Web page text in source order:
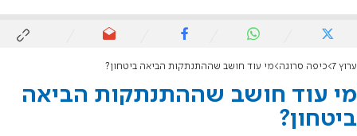
ערוץ 7 כיפה סרוגה מי עוד חושב שההתנתקות הביאה ביטחון?
מי עוד חושב שההתנתקות הביאה
ביטחון?